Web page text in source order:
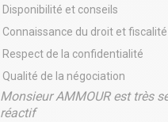
Disponibilité et conseils
Connaissance du droit et fiscalité
Respect de la confidentialité
Qualité de la négociation
Monsieur AMMOUR est très
réactif